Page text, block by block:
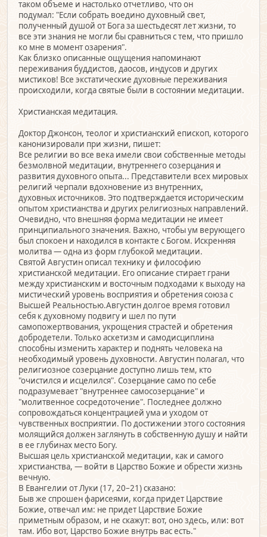
таком объеме и настолько отчетливо, что он
подумал: "Если собрать воедино духовный свет,
полученный душой от Бога за шестьдесят лет жизни, то
все эти знания не могли бы сравниться с тем, что пришло
ко мне в момент озарения".
Как близко описанные ощущения напоминают
переживания буддистов, даосов, индусов и других
мистиков! Все экстатические духовные переживания
происходили, когда святые были в состоянии медитации.
Христианская медитация.
Доктор Джонсон, теолог и христианский епископ, которого
канонизировали при жизни, пишет:
Все религии во все века имели свои собственные методы
безмолвной медитации, внутреннего созерцания и
развития духовного опыта... Представители всех мировых
религий черпали вдохновение из внутренних,
духовных источников. Это подтверждается историческим
опытом христианства и других религиозных направлений.
Очевидно, что внешняя форма медитации не имеет
принципиального значения. Важно, чтобы ум верующего
был спокоен и находился в контакте с Богом. Искренняя
молитва — одна из форм глубокой медитации.
Святой Августин описал технику и философию
христианской медитации. Его описание стирает грани
между христианским и восточным подходами к выходу на
мистический уровень восприятия и обретения союза с
Высшей Реальностью.Августин долгое время готовил
себя к духовному подвигу и шел по пути
самопожертвования, укрощения страстей и обретения
добродетели. Только аскетизм и самодисциплина
способны изменить характер и поднять человека на
необходимый уровень духовности. Августин полагал, что
религиозное созерцание доступно лишь тем, кто
"очистился и исцелился". Созерцание само по себе
подразумевает "внутреннее самосозерцание" и
"молитвенное сосредоточение". Последнее должно
сопровождаться концентрацией ума и уходом от
чувственных восприятии. По достижении этого состояния
молящийся должен заглянуть в собственную душу и найти
в ее глубинах место Богу.
Высшая цель христианской медитации, как и самого
христианства, — войти в Царство Божие и обрести жизнь
вечную.
В Евангелии от Луки (17, 20–21) сказано:
Быв же спрошен фарисеями, когда придет Царствие
Божие, отвечал им: не придет Царствие Божие
приметным образом, и не скажут: вот, оно здесь, или: вот
там. Ибо вот, Царство Божие внутрь вас есть."